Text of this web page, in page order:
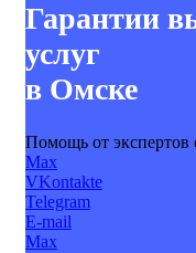
Гарантии
услуг
в Омске
Помощь от экспертов
Max
VKontakte
Telegram
E-mail
Max